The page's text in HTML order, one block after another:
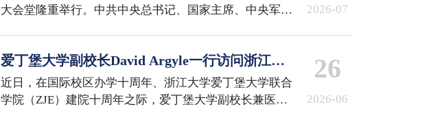
大会堂隆重举行。中共中央总书记、国家主席、中央军委
全国先进基层党组织进行了表彰。国际校区百余名师生代
表在校区多功能厅集中收看了庆祝大会直播。
2026-07
爱丁堡大学副校长David Argyle一行访问浙江大
学国际校区
近日，在国际校区办学十周年、浙江大学爱丁堡大学联合
学院（ZJE）建院十周年之际，爱丁堡大学副校长兼医学
26
2026-06